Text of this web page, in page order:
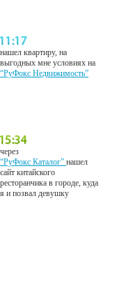
нашел квартиру, на
выгодных мне условиях на
“РуФокс Недвижимость”
через
“РуФокс Каталог”нашел
сайт китайского
ресторанчика в городе, куда
я и позвал девушку